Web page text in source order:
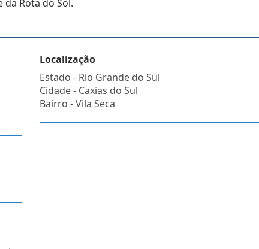
da Rota do Sol.
Localização
Estado - Rio Grande do Sul
Cidade - Caxias do Sul
Bairro -Vila Seca